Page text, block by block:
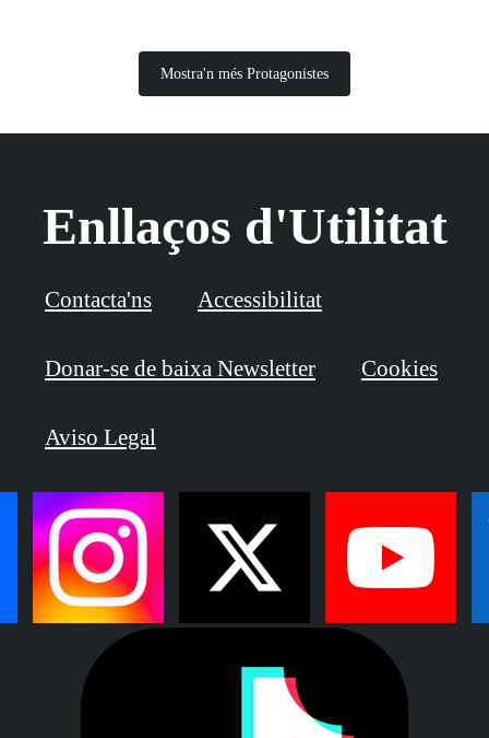
Mostra'n més Protagonistes
Enllaços d'Utilitat
Contacta'ns Accessibilitat
Donar-se de baixa Newsletter Cookies
Aviso Legal